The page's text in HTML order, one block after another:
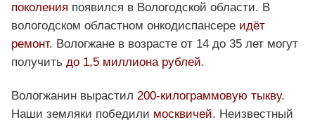
поколения появился в Вологодской области. В
вологодском областном онкодиспансере идёт
ремонт. Вологжане в возрасте от 14 до 35 лет могут
получить до 1,5 миллиона рублей.
Вологжанин вырастил 200-килограммовую тыкву.
Наши земляки победили москвичей. Неизвестный